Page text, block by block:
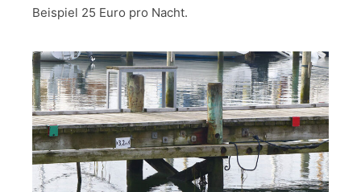
Beispiel 25 Euro pro Nacht.